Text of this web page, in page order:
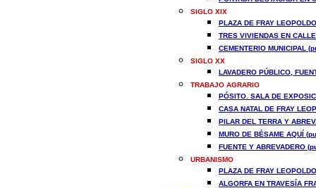
SIGLO XIX
PLAZA DE FRAY
TRES VIVIENDAS EN
CEMENTERIO MUNICIPAL
SIGLO XX
LAVADERO PÚBLICO,
TRABAJO AGRARIO
PÓSITO. SALA DE
CASA NATAL DE FRAY
PILAR DEL TERRA Y
MURO DE BÉSAME AQUÍ
FUENTE Y ABREVADERO
URBANISMO
PLAZA DE FRAY
ALGORFA EN TRAVESÍA